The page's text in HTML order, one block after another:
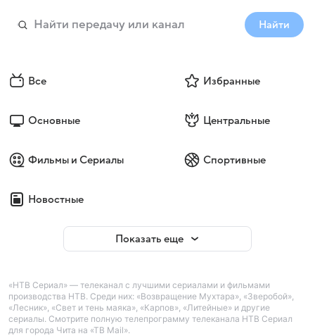
Найти
Все Избранные
Основные Центральные
Фильмы и Сериалы Спортивные
Новостные
Показать еще
«НТВ Сериал» — телеканал с лучшими сериалами и фильмами
производства НТВ. Среди них: «Возвращение Мухтара», «Зверобой»,
«Лесник», «Свет и тень маяка», «Карпов», «Литейные» и другие
сериалы. Смотрите полную телепрограмму телеканала НТВ Сериал
для города Чита на «ТВ Mail».